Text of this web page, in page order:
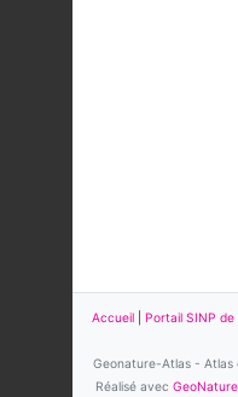
Accueil Portail SINP de
Geonature-Atlas - Atlas
Réalisé avec